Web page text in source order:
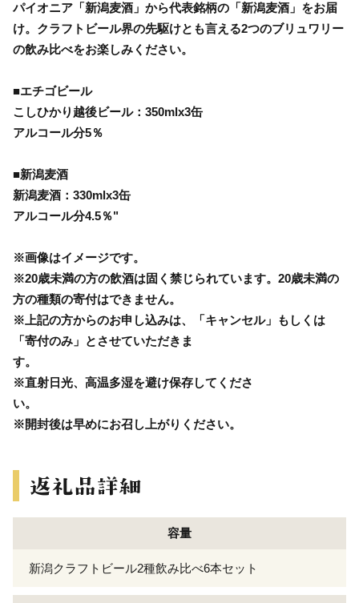
パイオニア「新潟麦酒」から代表銘柄の「新潟麦酒」をお届
け。クラフトビール界の先駆けとも言える2つのブリュワリー
の飲み比べをお楽しみください。
■エチゴビール
こしひかり越後ビール：350mlx3缶
アルコール分5％
■新潟麦酒
新潟麦酒：330mlx3缶
アルコール分4.5％"
※画像はイメージです。
※20歳未満の方の飲酒は固く禁じられています。20歳未満の
方の種類の寄付はできません。
※上記の方からのお申し込みは、「キャンセル」もしくは
「寄付のみ」とさせていただきま
※直射日光、高温多湿を避け保存してくださ
※開封後は早めにお召し上がりください。
容量
新潟クラフトビール2種飲み比べ6本セット